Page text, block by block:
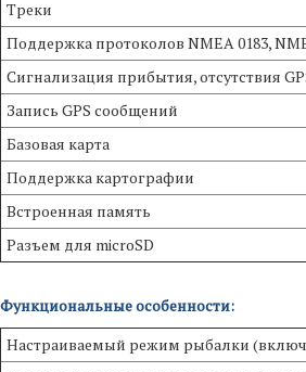
Треки
Поддержка протоколов NMEA 0183,
Сигнализация прибытия, отсутствия
Запись GPS сообщений
Базовая карта
Поддержка картографии
Встроенная память
Разъем для microSD
Функциональные особенности:
Настраиваемый режим рыбалки